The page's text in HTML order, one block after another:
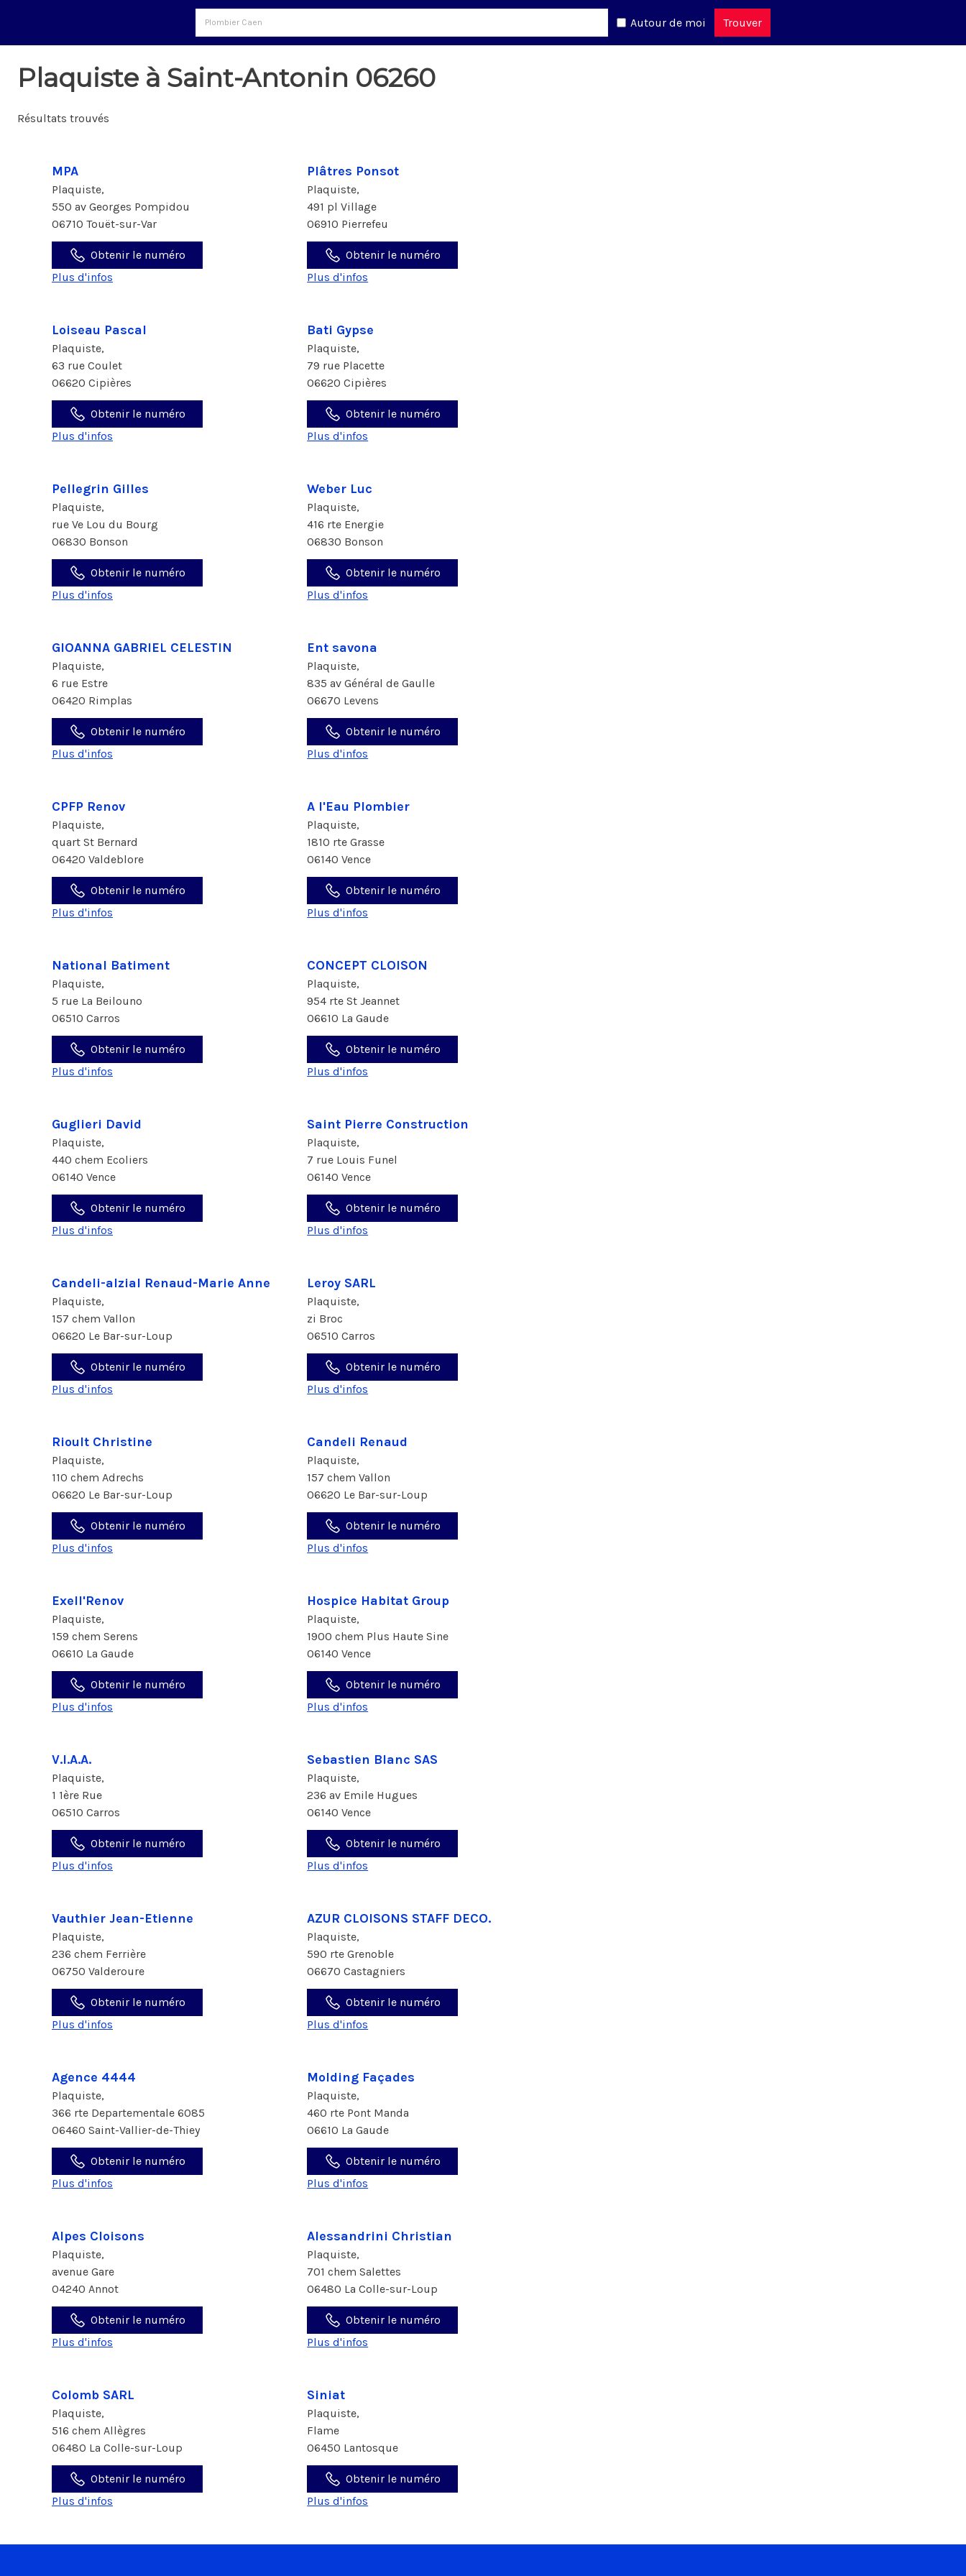
Autour de moi Trouver
Plaquiste à Saint-Antonin 06260
Résultats trouvés
MPA
Plaquiste,
550 av Georges Pompidou
06710 Touët-sur-Var
Obtenir le numéro
Plus d'infos
Plâtres Ponsot
Plaquiste,
491 pl Village
06910 Pierrefeu
Obtenir le numéro
Plus d'infos
Loiseau Pascal
Plaquiste,
63 rue Coulet
06620 Cipières
Obtenir le numéro
Plus d'infos
Bati Gypse
Plaquiste,
79 rue Placette
06620 Cipières
Obtenir le numéro
Plus d'infos
Pellegrin Gilles
Plaquiste,
rue Ve Lou du Bourg
06830 Bonson
Obtenir le numéro
Plus d'infos
Weber Luc
Plaquiste,
416 rte Energie
06830 Bonson
Obtenir le numéro
Plus d'infos
GIOANNA GABRIEL CELESTIN
Plaquiste,
6 rue Estre
06420 Rimplas
Obtenir le numéro
Plus d'infos
Ent savona
Plaquiste,
835 av Général de Gaulle
06670 Levens
Obtenir le numéro
Plus d'infos
CPFP Renov
Plaquiste,
quart St Bernard
06420 Valdeblore
Obtenir le numéro
Plus d'infos
A l'Eau Plombier
Plaquiste,
1810 rte Grasse
06140 Vence
Obtenir le numéro
Plus d'infos
National Batiment
Plaquiste,
5 rue La Beilouno
06510 Carros
Obtenir le numéro
Plus d'infos
CONCEPT CLOISON
Plaquiste,
954 rte St Jeannet
06610 La Gaude
Obtenir le numéro
Plus d'infos
Guglieri David
Plaquiste,
440 chem Ecoliers
06140 Vence
Obtenir le numéro
Plus d'infos
Saint Pierre Construction
Plaquiste,
7 rue Louis Funel
06140 Vence
Obtenir le numéro
Plus d'infos
Candeli-alzial Renaud-Marie Anne
Plaquiste,
157 chem Vallon
06620 Le Bar-sur-Loup
Obtenir le numéro
Plus d'infos
Leroy SARL
Plaquiste,
zi Broc
06510 Carros
Obtenir le numéro
Plus d'infos
Rioult Christine
Plaquiste,
110 chem Adrechs
06620 Le Bar-sur-Loup
Obtenir le numéro
Plus d'infos
Candeli Renaud
Plaquiste,
157 chem Vallon
06620 Le Bar-sur-Loup
Obtenir le numéro
Plus d'infos
Exell'Renov
Plaquiste,
159 chem Serens
06610 La Gaude
Obtenir le numéro
Plus d'infos
Hospice Habitat Group
Plaquiste,
1900 chem Plus Haute Sine
06140 Vence
Obtenir le numéro
Plus d'infos
V.I.A.A.
Plaquiste,
1 1ère Rue
06510 Carros
Obtenir le numéro
Plus d'infos
Sebastien Blanc SAS
Plaquiste,
236 av Emile Hugues
06140 Vence
Obtenir le numéro
Plus d'infos
Vauthier Jean-Etienne
Plaquiste,
236 chem Ferrière
06750 Valderoure
Obtenir le numéro
Plus d'infos
AZUR CLOISONS STAFF DECO.
Plaquiste,
590 rte Grenoble
06670 Castagniers
Obtenir le numéro
Plus d'infos
Agence 4444
Plaquiste,
366 rte Departementale 6085
06460 Saint-Vallier-de-Thiey
Obtenir le numéro
Plus d'infos
Molding Façades
Plaquiste,
460 rte Pont Manda
06610 La Gaude
Obtenir le numéro
Plus d'infos
Alpes Cloisons
Plaquiste,
avenue Gare
04240 Annot
Obtenir le numéro
Plus d'infos
Alessandrini Christian
Plaquiste,
701 chem Salettes
06480 La Colle-sur-Loup
Obtenir le numéro
Plus d'infos
Colomb SARL
Plaquiste,
516 chem Allègres
06480 La Colle-sur-Loup
Obtenir le numéro
Plus d'infos
Siniat
Plaquiste,
Flame
06450 Lantosque
Obtenir le numéro
Plus d'infos